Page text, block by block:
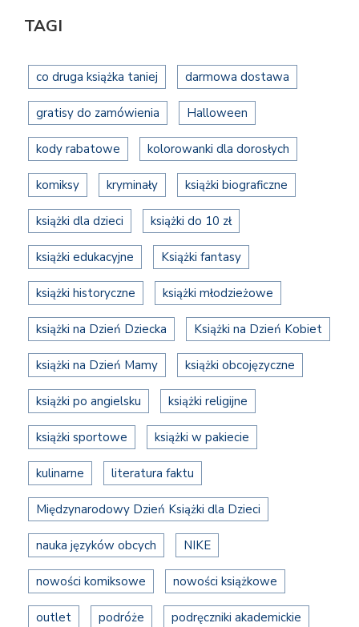
TAGI
co druga książka taniej darmowa dostawa
gratisy do zamówienia Halloween
kody rabatowe kolorowanki dla dorosłych
komiksy kryminały książki biograficzne
książki dla dzieci książki do 10 zł
książki edukacyjne Książki fantasy
książki historyczne książki młodzieżowe
książki na Dzień Dziecka Książki na Dzień Kobiet
książki na Dzień Mamy książki obcojęzyczne
książki po angielsku książki religijne
książki sportowe książki w pakiecie
kulinarne literatura faktu
Międzynarodowy Dzień Książki dla Dzieci
nauka języków obcych NIKE
nowości komiksowe nowości książkowe
outlet podróże podręczniki akademickie